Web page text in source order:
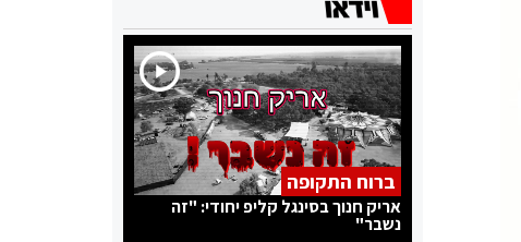
ברוח התקופה
אריק חנוך בסינגל קליפ יחודי: "זה
נשבר"